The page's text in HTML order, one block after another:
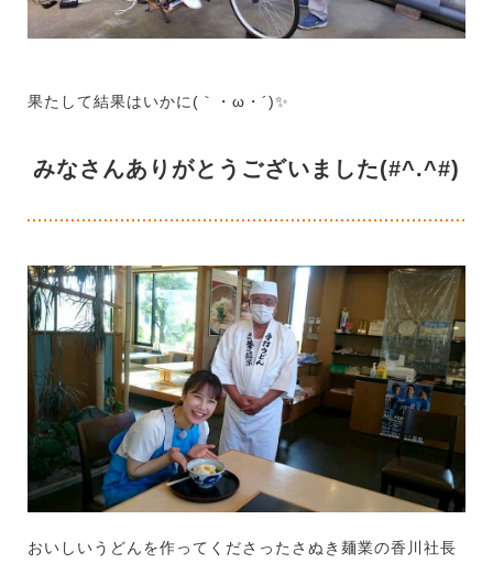
果たして結果はいかに(｀・ω・´)✨
みなさんありがとうございました(#^.^#)
おいしいうどんを作ってくださったさぬき麺業の香川社長